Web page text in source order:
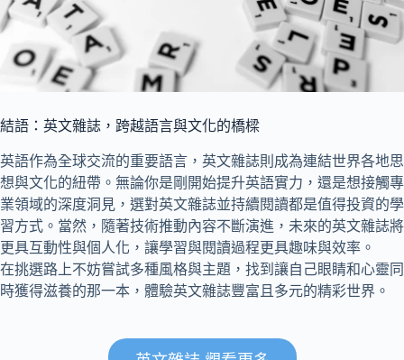
結語：英文雜誌，跨越語言與文化的橋樑
英語作為全球交流的重要語言，英文雜誌則成為連結世界各地思
想與文化的紐帶。無論你是剛開始提升英語實力，還是想接觸專
業領域的深度洞見，選對英文雜誌並持續閱讀都是值得投資的學
習方式。當然，隨著技術推動內容不斷演進，未來的英文雜誌將
更具互動性與個人化，讓學習與閱讀過程更具趣味與效率。
在挑選路上不妨嘗試多種風格與主題，找到讓自己眼睛和心靈同
時獲得滋養的那一本，體驗英文雜誌豐富且多元的精彩世界。